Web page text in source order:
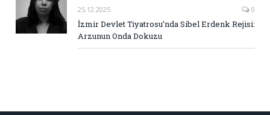
25.12.2025 0
İzmir Devlet Tiyatrosu’nda Sibel Erdenk Rejisi:
Arzunun Onda Dokuzu